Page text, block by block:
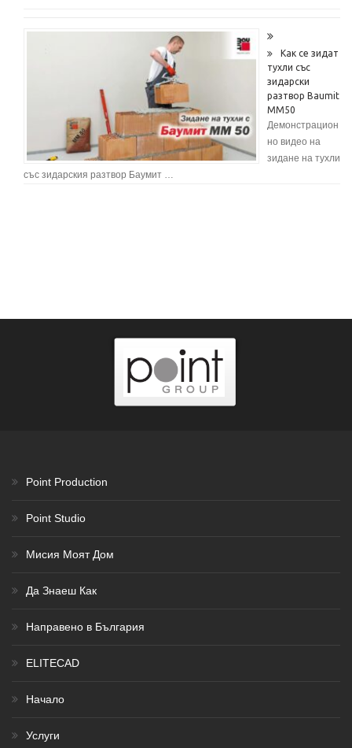
Как се зидат
тухли със
зидарски
разтвор Baumit
MM50
Демонстрацион
но видео на
зидане на тухли
със зидарския разтвор Баумит …
Point Production
Point Studio
Мисия Моят Дом
Да Знаеш Как
Направено в България
ELITECAD
Начало
Услуги